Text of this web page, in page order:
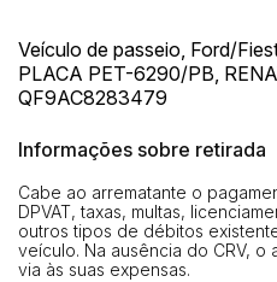
Veículo de passeio, Ford/
PLACA PET-6290/PB,
QF9AC8283479
Informações sobre retirada
Cabe ao arrematante o
DPVAT, taxas, multas,
outros tipos de débitos
veículo. Na ausência do CRV, o
via às suas expensas.